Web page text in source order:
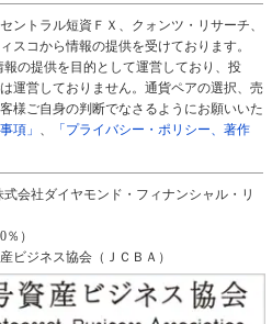
ントラル短資ＦＸ、クォンツ・リサーチ、
スコから情報の提供を受けております。
の提供を目的として運営しており、投
運営しておりません。通貨ペアの選択、売
様ご自身の判断でなさるようにお願いいた
項」 、
「プライバシー・ポリシー、著作
会社ダイヤモンド・フィナンシャル・リ
）
ビジネス協会（ＪＣＢＡ）